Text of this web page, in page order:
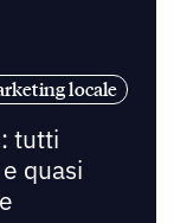
locale
tutti
quasi